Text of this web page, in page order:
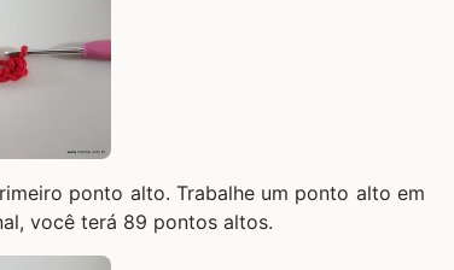
ponto alto. Trabalhe um ponto alto em
você terá 89 pontos altos.